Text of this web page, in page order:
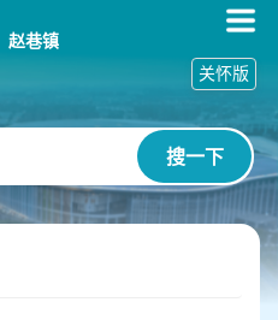
赵巷镇
搜一下
关怀版